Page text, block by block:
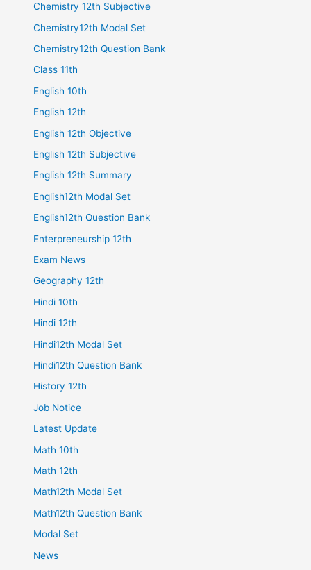
Chemistry 12th Subjective
Chemistry12th Modal Set
Chemistry12th Question Bank
Class 11th
English 10th
English 12th
English 12th Objective
English 12th Subjective
English 12th Summary
English12th Modal Set
English12th Question Bank
Enterpreneurship 12th
Exam News
Geography 12th
Hindi 10th
Hindi 12th
Hindi12th Modal Set
Hindi12th Question Bank
History 12th
Job Notice
Latest Update
Math 10th
Math 12th
Math12th Modal Set
Math12th Question Bank
Modal Set
News